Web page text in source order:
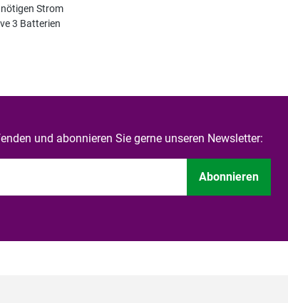
Strom
3 Batterien
und abonnieren Sie gerne unseren Newsletter:
Abonnieren